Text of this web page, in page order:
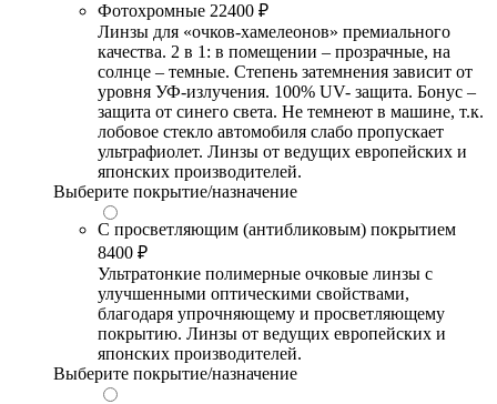
Фотохромные 22400 ₽
Линзы для «очков-хамелеонов» премиального
качества. 2 в 1: в помещении – прозрачные, на
солнце – темные. Степень затемнения зависит от
уровня УФ-излучения. 100% UV- защита. Бонус –
защита от синего света. Не темнеют в машине, т.к.
лобовое стекло автомобиля слабо пропускает
ультрафиолет. Линзы от ведущих европейских и
японских производителей.
Выберите покрытие/назначение
С просветляющим (антибликовым) покрытием
8400 ₽
Ультратонкие полимерные очковые линзы с
улучшенными оптическими свойствами,
благодаря упрочняющему и просветляющему
покрытию. Линзы от ведущих европейских и
японских производителей.
Выберите покрытие/назначение